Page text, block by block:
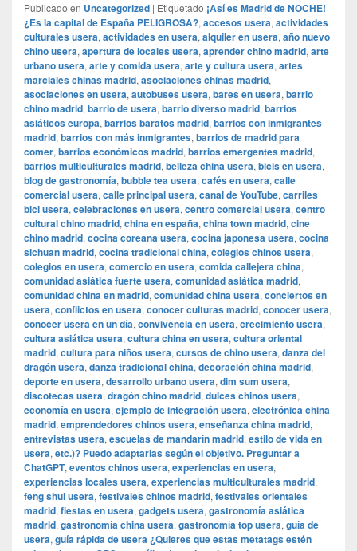
Publicado en Uncategorized | Etiquetado ¡Así es Madrid de NOCHE!
¿Es la capital de España PELIGROSA?, accesos usera, actividades
culturales usera, actividades en usera, alquiler en usera, año nuevo
chino usera, apertura de locales usera, aprender chino madrid, arte
urbano usera, arte y comida usera, arte y cultura usera, artes
marciales chinas madrid, asociaciones chinas madrid,
asociaciones en usera, autobuses usera, bares en usera, barrio
chino madrid, barrio de usera, barrio diverso madrid, barrios
asiáticos europa, barrios baratos madrid, barrios con inmigrantes
madrid, barrios con más inmigrantes, barrios de madrid para
comer, barrios económicos madrid, barrios emergentes madrid,
barrios multiculturales madrid, belleza china usera, bicis en usera,
blog de gastronomía, bubble tea usera, cafés en usera, calle
comercial usera, calle principal usera, canal de YouTube, carriles
bici usera, celebraciones en usera, centro comercial usera, centro
cultural chino madrid, china en españa, china town madrid, cine
chino madrid, cocina coreana usera, cocina japonesa usera, cocina
sichuan madrid, cocina tradicional china, colegios chinos usera,
colegios en usera, comercio en usera, comida callejera china,
comunidad asiática fuerte usera, comunidad asiática madrid,
comunidad china en madrid, comunidad china usera, conciertos en
usera, conflictos en usera, conocer culturas madrid, conocer usera,
conocer usera en un día, convivencia en usera, crecimiento usera,
cultura asiática usera, cultura china en usera, cultura oriental
madrid, cultura para niños usera, cursos de chino usera, danza del
dragón usera, danza tradicional china, decoración china madrid,
deporte en usera, desarrollo urbano usera, dim sum usera,
discotecas usera, dragón chino madrid, dulces chinos usera,
economía en usera, ejemplo de integración usera, electrónica china
madrid, emprendedores chinos usera, enseñanza china madrid,
entrevistas usera, escuelas de mandarín madrid, estilo de vida en
usera, etc.)? Puedo adaptarlas según el objetivo. Preguntar a
ChatGPT, eventos chinos usera, experiencias en usera,
experiencias locales usera, experiencias multiculturales madrid,
feng shui usera, festivales chinos madrid, festivales orientales
madrid, fiestas en usera, gadgets usera, gastronomía asiática
madrid, gastronomía china usera, gastronomía top usera, guía de
usera, guía rápida de usera ¿Quieres que estas metatags estén